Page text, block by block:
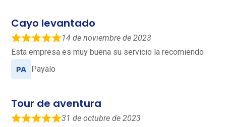
Cayo levantado
14 de noviembre de 2023
Esta empresa es muy buena su servicio la recomiendo
Payalo
Tour de aventura
31 de octubre de 2023